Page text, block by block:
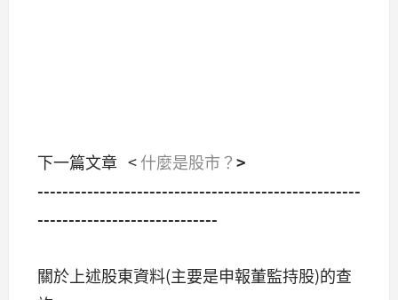
下一篇文章 <什麼是股市？>
----------------------------------------------------
-----------------------------
關於上述股東資料(主要是申報董監持股)的查